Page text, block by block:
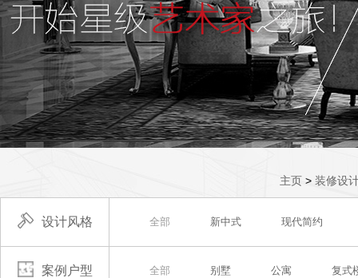
主页 > 装修设
设计风格 全部 新中式 现代简约
案例户型 全部 别墅 公寓 复式